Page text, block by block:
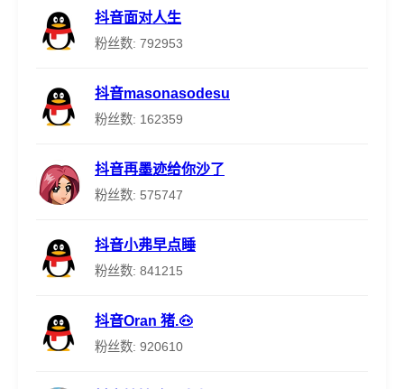
抖音面对人生
粉丝数: 792953
抖音masonasodesu
粉丝数: 162359
抖音再墨迹给你沙了
粉丝数: 575747
抖音小弗早点睡
粉丝数: 841215
抖音Oran 猪.🐽
粉丝数: 920610